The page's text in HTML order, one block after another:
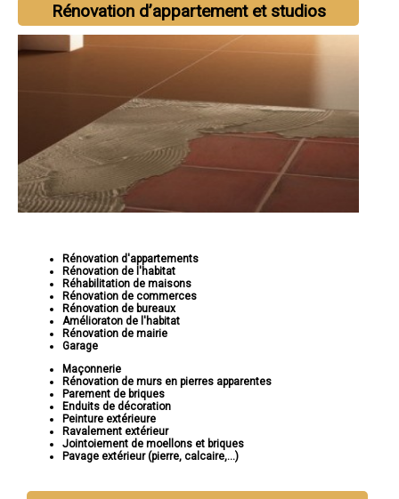
Rénovation d’appartement et studios
Rénovation d'appartements
Rénovation de l'habitat
Réhabilitation de maisons
Rénovation de commerces
Rénovation de bureaux
Amélioraton de l'habitat
Rénovation de mairie
Garage
Maçonnerie
Rénovation de murs en pierres apparentes
Parement de briques
Enduits de décoration
Peinture extérieure
Ravalement extérieur
Jointoiement de moellons et briques
Pavage extérieur (pierre, calcaire,...)